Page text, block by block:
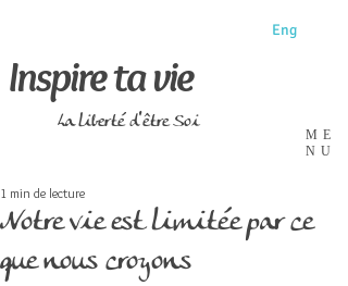
Inspire ta vie
La liberté d'être Soi
ME
NU
Eng
Notre vie est limitée par ce
que nous croyons
1 min de lecture